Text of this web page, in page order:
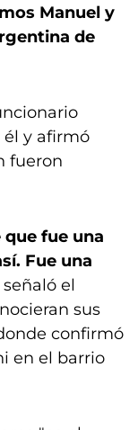
Manuel y
de
él y afirmó
fueron
que fue una
Fue una
señaló el
sus
confirmó
en el barrio